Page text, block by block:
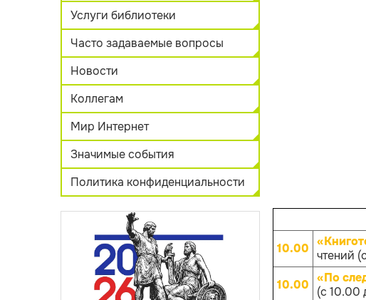
Услуги библиотеки
Часто задаваемые вопросы
Новости
Коллегам
Мир Интернет
Значимые события
Политика конфиденциальности
10.00 чтений
10.00 «По
(с 10.00